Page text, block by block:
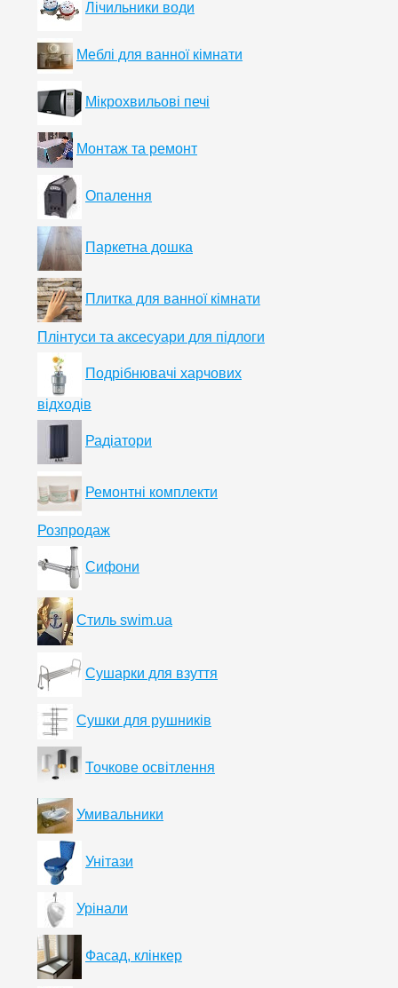
Лічильники води
Меблі для ванної кімнати
Мікрохвильові печі
Монтаж та ремонт
Опалення
Паркетна дошка
Плитка для ванної кімнати
Плінтуси та аксесуари для підлоги
Подрібнювачі харчових
відходів
Радіатори
Ремонтні комплекти
Розпродаж
Сифони
Стиль swim.ua
Сушарки для взуття
Сушки для рушників
Точкове освітлення
Умивальники
Унітази
Урінали
Фасад, клінкер